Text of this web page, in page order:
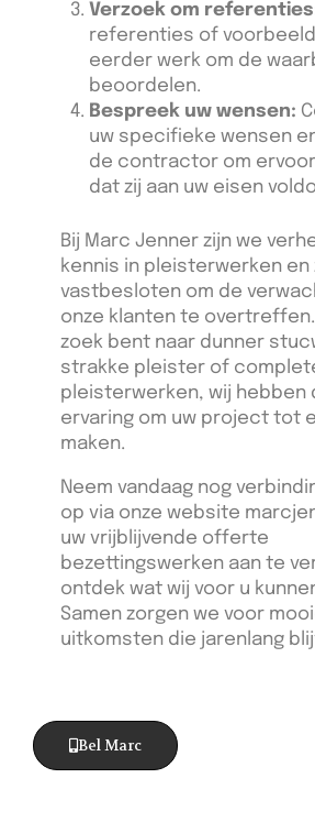
Verzoek om
referenties of
eerder werk om de
beoordelen.
Bespreek uw wensen:
uw specifieke wensen
de contractor om
dat zij aan uw eisen
Bij Marc Jenner zijn we
kennis in pleisterwerken en
vastbesloten om de
onze klanten te overtreffen.
zoek bent naar dunner
strakke pleister of
pleisterwerken, wij hebben
ervaring om uw project tot
maken.
Neem vandaag nog
op via onze website
uw vrijblijvende offerte
bezettingswerken aan te
ontdek wat wij voor u
Samen zorgen we voor
uitkomsten die jarenlang
Bel Marc